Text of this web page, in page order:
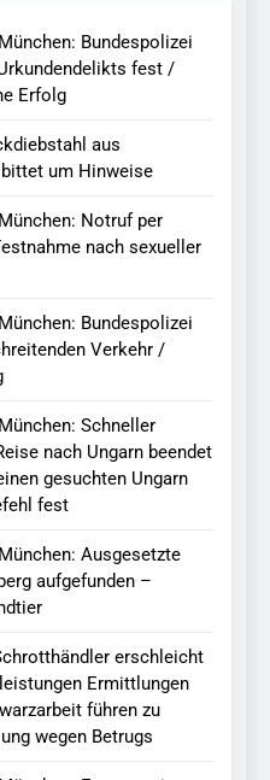
Bundespolizei
fest /
Erfolg
aus
um Hinweise
Notruf per
nach sexueller
Bundespolizei
Verkehr /
Schneller
nach Ungarn beendet
gesuchten Ungarn
fest
Ausgesetzte
aufgefunden –
erschleicht
Ermittlungen
führen zu
wegen Betrugs